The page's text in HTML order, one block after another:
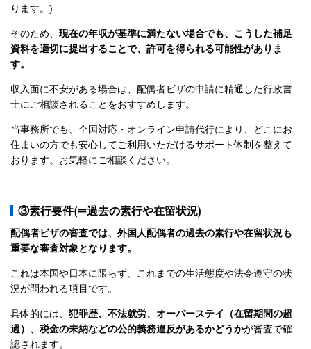
ります。)
そのため、 現在の年収が基準に満たない場合でも、こうした補足
資料を適切に提出することで、許可を得られる可能性がありま
す。
収入面に不安がある場合は、配偶者ビザの申請に精通した行政書
士にご相談されることをおすすめします。
当事務所でも、全国対応・オンライン申請代行により、どこにお
住まいの方でも安心してご利用いただけるサポート体制を整えて
おります。お気軽にご相談ください。
③素行要件(=過去の素行や在留状況)
配偶者ビザの審査では、外国人配偶者の過去の素行や在留状況も
重要な審査対象となります。
これは本国や日本に限らず、これまでの生活態度や法令遵守の状
況が問われる項目です。
具体的には、 犯罪歴、不法就労、オーバーステイ（在留期間の超
過）、税金の未納などの公的義務違反があるかどうかが審査で確
認されます。